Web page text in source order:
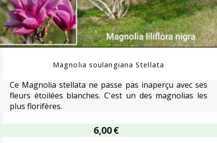
Magnolia soulangiana Stellata
Ce Magnolia stellata ne passe pas inaperçu avec ses
fleurs étoilées blanches. C'est un des magnolias les
plus florifères.
6,00€